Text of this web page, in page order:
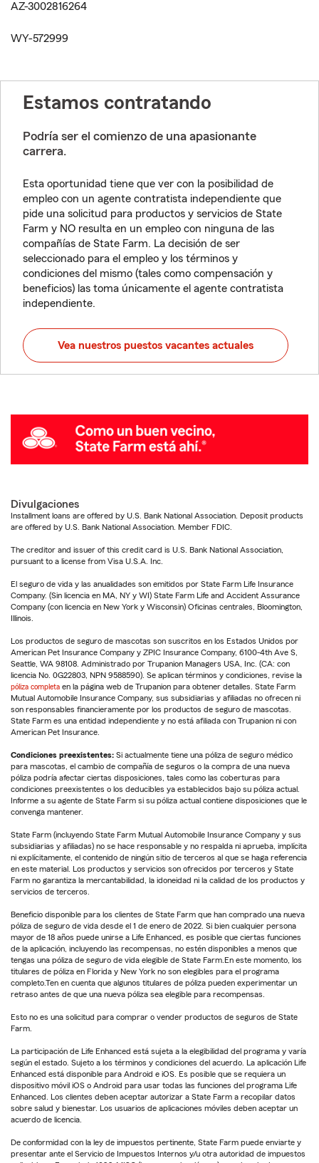
AZ-3002816264
WY-572999
Estamos contratando
Podría ser el comienzo de una apasionante
carrera.
Esta oportunidad tiene que ver con la posibilidad de
empleo con un agente contratista independiente que
pide una solicitud para productos y servicios de State
Farm y NO resulta en un empleo con ninguna de las
compañías de State Farm. La decisión de ser
seleccionado para el empleo y los términos y
condiciones del mismo (tales como compensación y
beneficios) las toma únicamente el agente contratista
independiente.
Vea nuestros puestos vacantes actuales
Divulgaciones
Installment loans are offered by U.S. Bank National Association. Deposit products
are offered by U.S. Bank National Association. Member FDIC.
The creditor and issuer of this credit card is U.S. Bank National Association,
pursuant to a license from Visa U.S.A. Inc.
El seguro de vida y las anualidades son emitidos por State Farm Life Insurance
Company. (Sin licencia en MA, NY y WI) State Farm Life and Accident Assurance
Company (con licencia en New York y Wisconsin) Oficinas centrales, Bloomington,
Illinois.
Los productos de seguro de mascotas son suscritos en los Estados Unidos por
American Pet Insurance Company y ZPIC Insurance Company, 6100-4th Ave S,
Seattle, WA 98108. Administrado por Trupanion Managers USA, Inc. (CA: con
licencia No. 0G22803, NPN 9588590). Se aplican términos y condiciones, revise la
póliza completa en la página web de Trupanion para obtener detalles. State Farm
Mutual Automobile Insurance Company, sus subsidiarias y afiliadas no ofrecen ni
son responsables financieramente por los productos de seguro de mascotas.
State Farm es una entidad independiente y no está afiliada con Trupanion ni con
American Pet Insurance.
Condiciones preexistentes: Si actualmente tiene una póliza de seguro médico
para mascotas, el cambio de compañía de seguros o la compra de una nueva
póliza podría afectar ciertas disposiciones, tales como las coberturas para
condiciones preexistentes o los deducibles ya establecidos bajo su póliza actual.
Informe a su agente de State Farm si su póliza actual contiene disposiciones que le
convenga mantener.
State Farm (incluyendo State Farm Mutual Automobile Insurance Company y sus
subsidiarias y afiliadas) no se hace responsable y no respalda ni aprueba, implícita
ni explícitamente, el contenido de ningún sitio de terceros al que se haga referencia
en este material. Los productos y servicios son ofrecidos por terceros y State
Farm no garantiza la mercantabilidad, la idoneidad ni la calidad de los productos y
servicios de terceros.
Beneficio disponible para los clientes de State Farm que han comprado una nueva
póliza de seguro de vida desde el 1 de enero de 2022. Si bien cualquier persona
mayor de 18 años puede unirse a Life Enhanced, es posible que ciertas funciones
de la aplicación, incluyendo las recompensas, no estén disponibles a menos que
tengas una póliza de seguro de vida elegible de State Farm.En este momento, los
titulares de póliza en Florida y New York no son elegibles para el programa
completo.Ten en cuenta que algunos titulares de póliza pueden experimentar un
retraso antes de que una nueva póliza sea elegible para recompensas.
Esto no es una solicitud para comprar o vender productos de seguros de State
Farm.
La participación de Life Enhanced está sujeta a la elegibilidad del programa y varía
según el estado. Sujeto a los términos y condiciones del acuerdo. La aplicación Life
Enhanced está disponible para Android e iOS. Es posible que se requiera un
dispositivo móvil iOS o Android para usar todas las funciones del programa Life
Enhanced. Los clientes deben aceptar autorizar a State Farm a recopilar datos
sobre salud y bienestar. Los usuarios de aplicaciones móviles deben aceptar un
acuerdo de licencia.
De conformidad con la ley de impuestos pertinente, State Farm puede enviarte y
presentar ante el Servicio de Impuestos Internos y/u otra autoridad de impuestos